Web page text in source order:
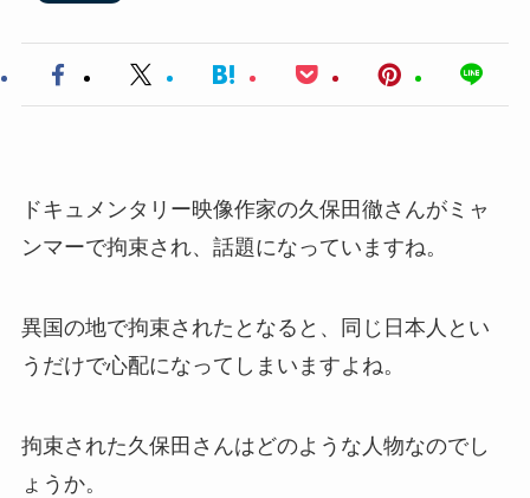
ドキュメンタリー映像作家の久保田徹さんがミャ
ンマーで拘束され、話題になっていますね。
異国の地で拘束されたとなると、同じ日本人とい
うだけで心配になってしまいますよね。
拘束された久保田さんはどのような人物なのでし
ょうか。